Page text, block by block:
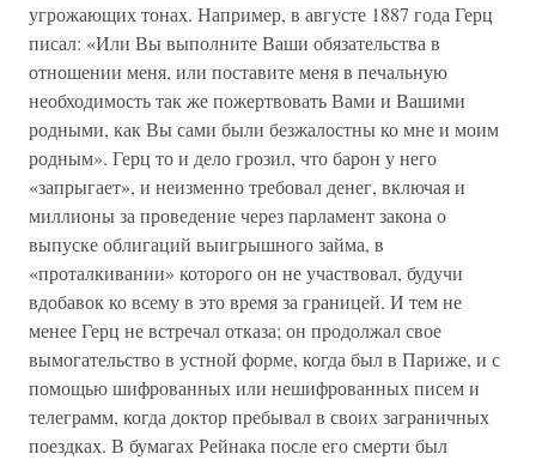
угрожающих тонах. Например, в августе 1887 года Герц
писал: «Или Вы выполните Ваши обязательства в
отношении меня, или поставите меня в печальную
необходимость так же пожертвовать Вами и Вашими
родными, как Вы сами были безжалостны ко мне и моим
родным». Герц то и дело грозил, что барон у него
«запрыгает», и неизменно требовал денег, включая и
миллионы за проведение через парламент закона о
выпуске облигаций выигрышного займа, в
«проталкивании» которого он не участвовал, будучи
вдобавок ко всему в это время за границей. И тем не
менее Герц не встречал отказа; он продолжал свое
вымогательство в устной форме, когда был в Париже, и с
помощью шифрованных или нешифрованных писем и
телеграмм, когда доктор пребывал в своих заграничных
поездках. В бумагах Рейнака после его смерти был